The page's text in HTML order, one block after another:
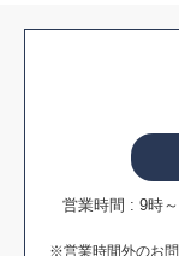
営業時間 : 9時
※営業時間外のお